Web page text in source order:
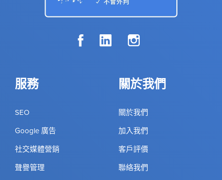
服務
SEO
Google 廣告
社交媒體營銷
聲譽管理
關於我們
關於我們
加入我們
客戶評價
聯絡我們